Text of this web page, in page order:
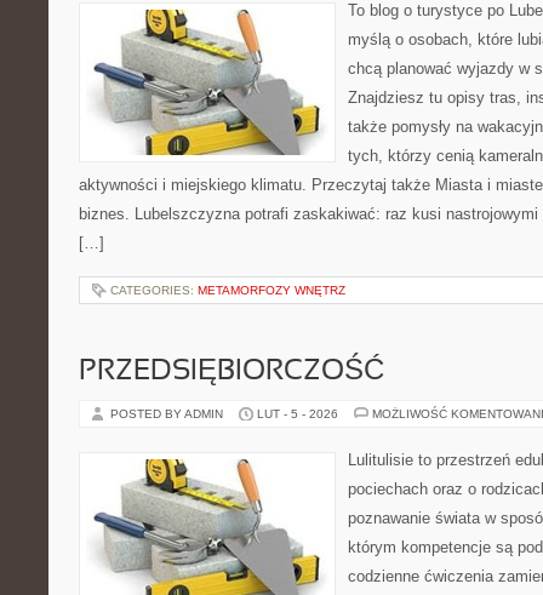
To blog o turystyce po
myślą o osobach, które
chcą planować wyjazdy w
Znajdziesz tu opisy tras,
także pomysły na
tych, którzy cenią
aktywności i miejskiego klimatu. Przeczytaj także Miasta i
biznes. Lubelszczyzna potrafi zaskakiwać: raz kusi
[…]
CATEGORIES: METAMORFOZY WNĘTRZ
PRZEDSIĘBIORCZOŚĆ
POSTED BY ADMIN LUT - 5 - 2026 MOŻLIWOŚĆ
Lulitulisie to przestrzeń
pociechach oraz o
poznawanie świata w
którym kompetencje są
codzienne ćwiczenia